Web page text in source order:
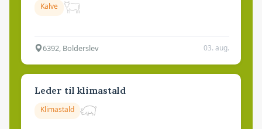
Kalve
6392, Bolderslev 03. aug.
Leder til klimastald
Klimastald